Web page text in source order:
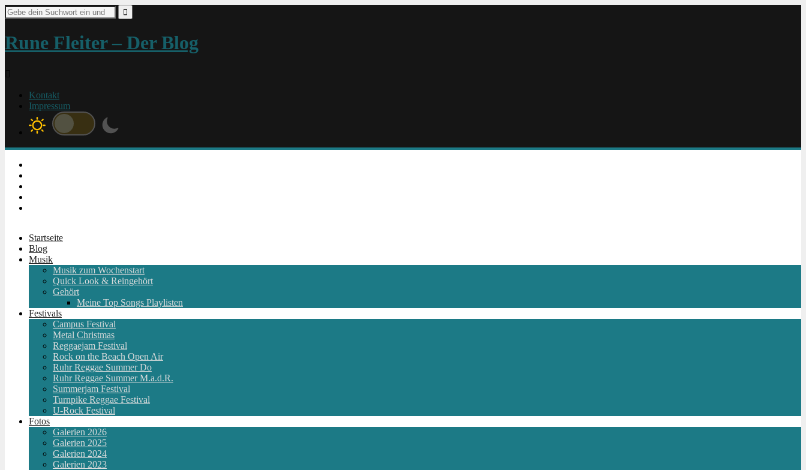
Suche
nach:
Rune Fleiter – Der Blog
Kontakt
Impressum
Startseite
Blog
Musik
Musik zum Wochenstart
Quick Look & Reingehört
Gehört
Meine Top Songs Playlisten
Festivals
Campus Festival
Metal Christmas
Reggaejam Festival
Rock on the Beach Open Air
Ruhr Reggae Summer Do
Ruhr Reggae Summer M.a.d.R.
Summerjam Festival
Turnpike Reggae Festival
U-Rock Festival
Fotos
Galerien 2026
Galerien 2025
Galerien 2024
Galerien 2023